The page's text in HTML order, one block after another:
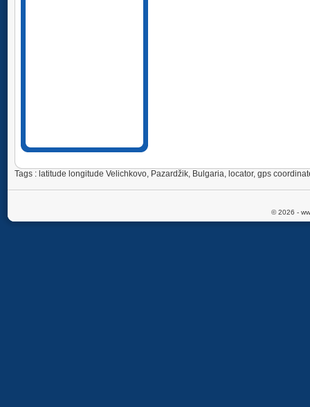
Tags : latitude longitude Velichkovo, Pazardžik, Bulgaria, locator, gps
© 2026 -